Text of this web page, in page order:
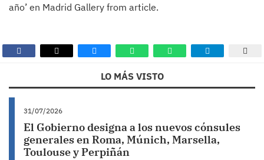
año’ en Madrid Gallery from article.
LO MÁS VISTO
31/07/2026
El Gobierno designa a los nuevos cónsules
generales en Roma, Múnich, Marsella,
Toulouse y Perpiñán